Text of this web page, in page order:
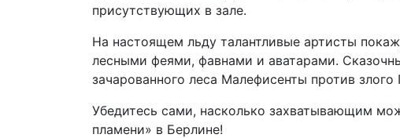
присутствующих в зале.
На настоящем льду талантливые артисты
лесными феями, фавнами и аватарами.
зачарованного леса Малефисенты против
Убедитесь сами, насколько захватывающим
пламени» в Берлине!